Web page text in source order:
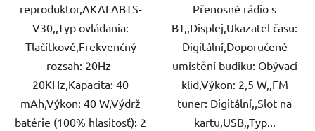
reproduktor,AKAI ABTS-
V30,,Typ ovládania:
Tlačítkové,Frekvenčný
rozsah: 20Hz-
20KHz,Kapacita: 40
mAh,Výkon: 40 W,Výdrž
batérie (100% hlasitosť): 2
Přenosné rádio s
BT,,Displej,Ukazatel času:
Digitální,Doporučené
umístění budíku: Obývací
klid,Výkon: 2,5 W,,FM
tuner: Digitální,,Slot na
kartu,USB,,Typ...